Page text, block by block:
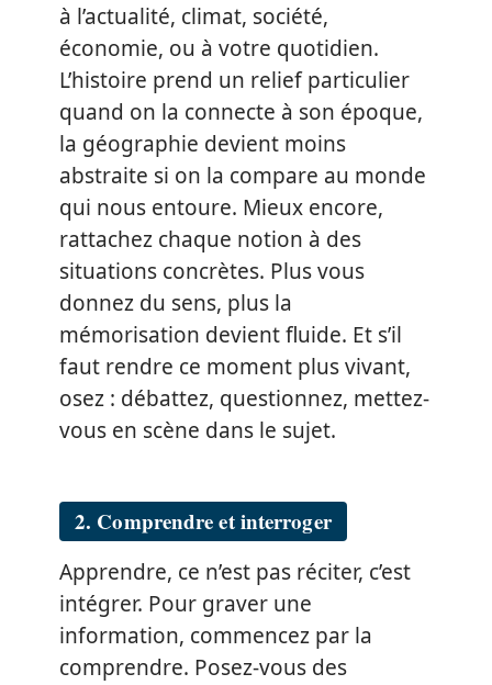
à l’actualité, climat, société,
économie, ou à votre quotidien.
L’histoire prend un relief particulier
quand on la connecte à son époque,
la géographie devient moins
abstraite si on la compare au monde
qui nous entoure. Mieux encore,
rattachez chaque notion à des
situations concrètes. Plus vous
donnez du sens, plus la
mémorisation devient fluide. Et s’il
faut rendre ce moment plus vivant,
osez : débattez, questionnez, mettez-
vous en scène dans le sujet.
2. Comprendre et interroger
Apprendre, ce n’est pas réciter, c’est
intégrer. Pour graver une
information, commencez par la
comprendre. Posez-vous des